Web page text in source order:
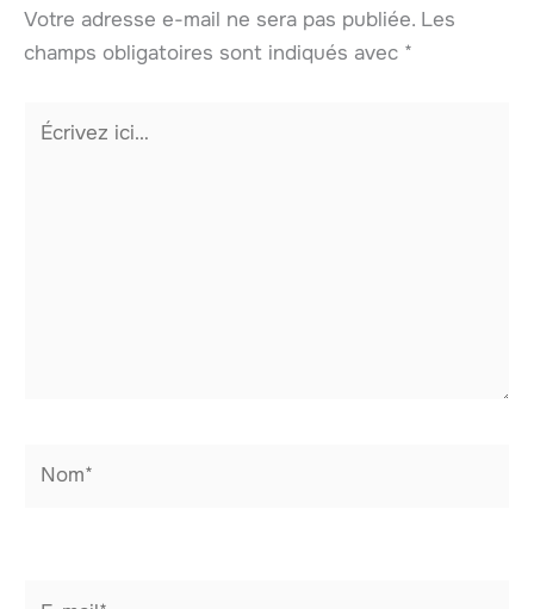
Votre adresse e-mail ne sera pas publiée. Les
champs obligatoires sont indiqués avec *
Écrivez